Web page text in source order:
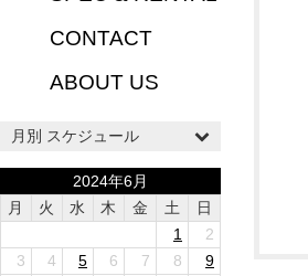
CONTACT
ABOUT US
月別 スケジュール
2024年6月
月
火 水 木 金 土
日
1
2
3
4 5 6 7 8
9